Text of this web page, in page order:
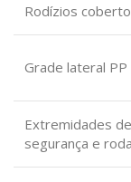
Rodízios
Grade lateral
Extremidades
segurança e